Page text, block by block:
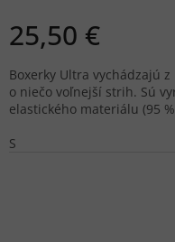
25,50 €
Boxerky Ultra vychádzajú
o niečo voľnejší strih. Sú
elastického materiálu (95
S